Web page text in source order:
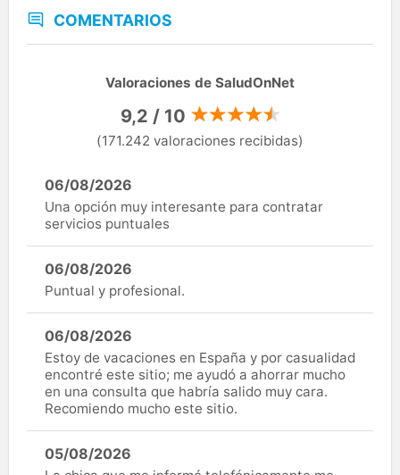
COMENTARIOS
Valoraciones de SaludOnNet
9,2 / 10
(171.242 valoraciones recibidas)
06/08/2026
Una opción muy interesante para contratar
servicios puntuales
06/08/2026
Puntual y profesional.
06/08/2026
Estoy de vacaciones en España y por casualidad
encontré este sitio; me ayudó a ahorrar mucho
en una consulta que habría salido muy cara.
Recomiendo mucho este sitio.
05/08/2026